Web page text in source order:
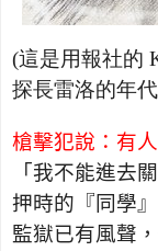
(這是用報社的
探長雷洛的年
槍擊犯說：有
「我不能進去關
押時的『同學
監獄已有風聲